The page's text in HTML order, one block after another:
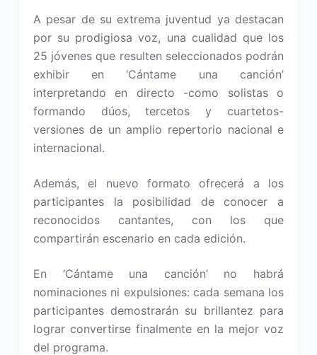
A pesar de su extrema juventud ya destacan
por su prodigiosa voz, una cualidad que los
25 jóvenes que resulten seleccionados podrán
exhibir en ‘Cántame una canción’
interpretando en directo -como solistas o
formando dúos, tercetos y cuartetos-
versiones de un amplio repertorio nacional e
internacional.
Además, el nuevo formato ofrecerá a los
participantes la posibilidad de conocer a
reconocidos cantantes, con los que
compartirán escenario en cada edición.
En ‘Cántame una canción’ no habrá
nominaciones ni expulsiones: cada semana los
participantes demostrarán su brillantez para
lograr convertirse finalmente en la mejor voz
del programa.